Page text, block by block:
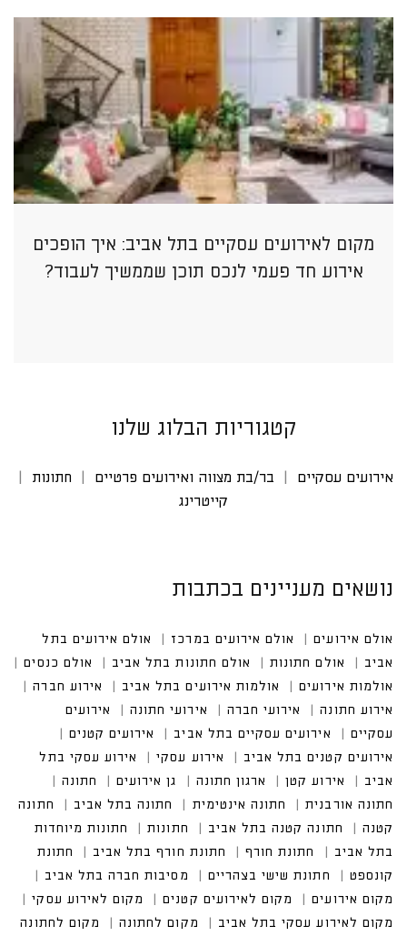
מקום לאירועים עסקיים בתל אביב: איך הופכים
אירוע חד פעמי לנכס תוכן שממשיך לעבוד?
קטגוריות הבלוג שלנו
אירועים עסקיים בר/בת מצווה ואירועים פרטיים
חתונות
קייטרינג
נושאים מעניינים בכתבות
אולם אירועים אולם אירועים במרכז
אולם אירועים בתל
אביב
אולם חתונות אולם חתונות בתל אביב
אולם כנסים
אולמות אירועים
אולמות אירועים בתל אביב
אירוע חברה
אירוע חתונה
אירועי חברה אירועי חתונה
אירועים
עסקיים
אירועים עסקיים בתל אביב
אירועים קטנים
אירועים קטנים בתל אביב
אירוע עסקי
אירוע עסקי בתל
אביב
אירוע קטן ארגון חתונה גן אירועים
חתונה
חתונה אורבנית
חתונה אינטימית חתונה בתל אביב
חתונה
קטנה
חתונה קטנה בתל אביב חתונות
חתונות מיוחדות
בתל אביב
חתונת חורף חתונת חורף בתל אביב
חתונת
קונספט
חתונת שישי בצהריים
מסיבות חברה בתל אביב
מקום אירועים
מקום לאירועים קטנים
מקום לאירוע עסקי
מקום לאירוע עסקי בתל אביב
מקום לחתונה
מקום לחתונה